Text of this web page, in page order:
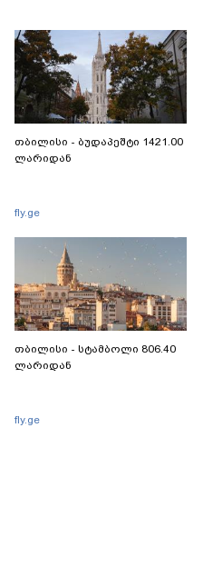
თბილისი - ბუდაპეშტი 1421.00
ლარიდან
fly.ge
თბილისი - სტამბოლი 806.40
ლარიდან
fly.ge